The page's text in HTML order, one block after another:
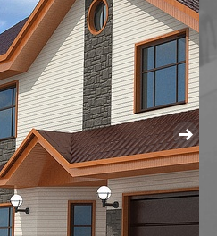
ПО УЛ.СЕВЕРНАЯ
ИЗЛУЧИНСКЕ
ПАРКИНГ
ПО УЛ.
В БИЗНЕСИНКУБАТОР
"ВСЕ ДЛЯ ДОМА" ПО